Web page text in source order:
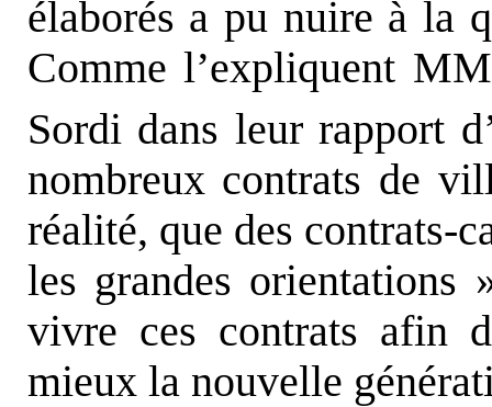
élaborés a pu nuire à la
Comme l’expliquent
Sordi dans leur rapport
nombreux contrats de
réalité, que des contrats-
les grandes
vivre ces contrats afin
mieux la nouvelle